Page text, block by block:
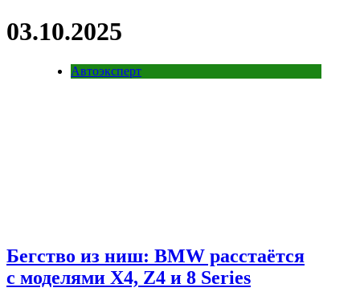
03.10.2025
Автоэксперт
Бегство из ниш: BMW расстаётся
с моделями X4, Z4 и 8 Series